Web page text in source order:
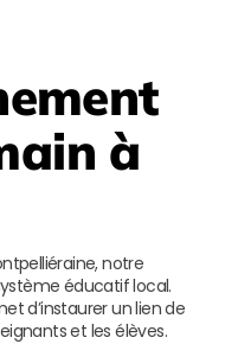
à
notre
éducatif local.
d’instaurer un lien de
et les élèves.